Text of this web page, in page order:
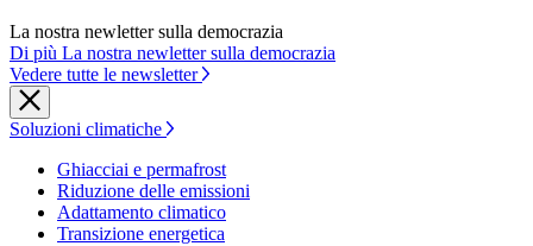
La nostra newletter sulla democrazia
Di più La nostra newletter sulla democrazia
Vedere tutte le newsletter
Soluzioni climatiche
Ghiacciai e permafrost
Riduzione delle emissioni
Adattamento climatico
Transizione energetica